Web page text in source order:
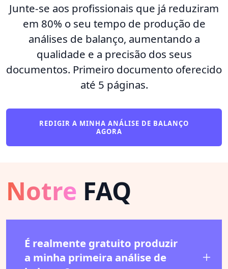
Junte-se aos profissionais que já reduziram
em 80% o seu tempo de produção de
análises de balanço, aumentando a
qualidade e a precisão dos seus
documentos. Primeiro documento oferecido
até 5 páginas.
REDIGIR A MINHA ANÁLISE DE BALANÇO
AGORA
Notre FAQ
É realmente gratuito produzir
a minha primeira análise de